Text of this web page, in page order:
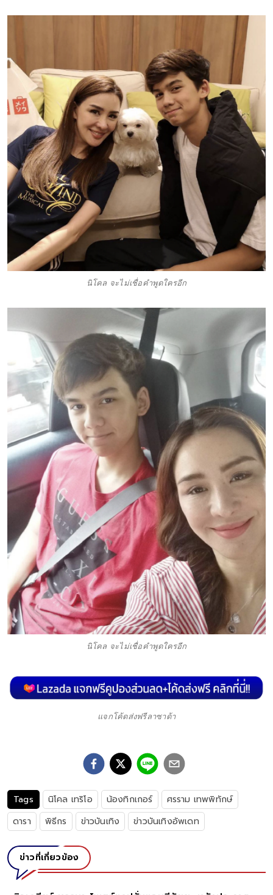
นิโคล จะไม่เชื่อคำพูดใครอีก
นิโคล จะไม่เชื่อคำพูดใครอีก
แจกโค้ดส่งฟรีลาซาด้า
Tags นิโคล เทริโอ น้องทิกเกอร์
ศรราม เทพพิทักษ์
ดารา
พิธีกร ข่าวบันเทิง ข่าวบันเทิงอัพเดท
ข่าวที่เกี่ยวข้อง